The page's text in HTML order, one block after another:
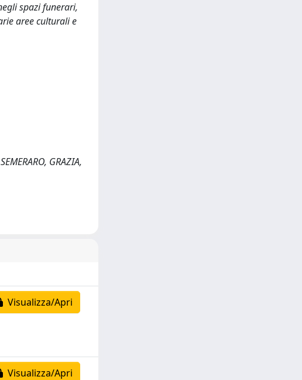
spazi funerari,
aree culturali e
GRAZIA,
Visualizza/Apri
Visualizza/Apri